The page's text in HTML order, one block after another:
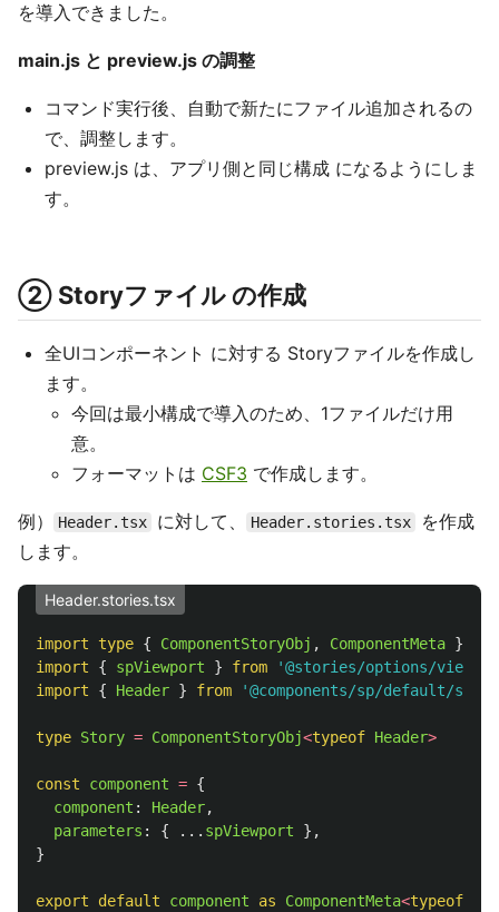
を導入できました。
main.js と preview.js の調整
コマンド実行後、自動で新たにファイル追加されるの
で、調整します。
preview.js は、アプリ側と同じ構成 になるようにしま
す。
② Storyファイル の作成
全UIコンポーネント に対する Storyファイルを作成し
ます。
今回は最小構成で導入のため、1ファイルだけ用
意。
フォーマットは CSF3 で作成します。
例） Header.tsx に対して、 Header.stories.tsx
を作成
します。
Header.stories.tsx
import type { ComponentStoryObj , ComponentMeta }
import
{ spViewport } from '@stories/options/
import
{ Header } from '@components/sp/default/
type Story = ComponentStoryObj<typeof Header>
const component = {
component : Header,
parameters : { ... spViewport
},
}
export default component as ComponentMeta<typeof